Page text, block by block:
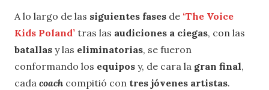
A lo largo de las siguientes fases de ‘The Voice
Kids Poland’ tras las audiciones a ciegas, con las
batallas y las eliminatorias, se fueron
conformando los equipos y, de cara la gran final,
cada coach compitió con tres jóvenes artistas.